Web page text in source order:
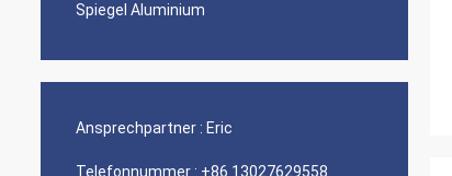
Spiegel Aluminium
Ansprechpartner : Eric
Telefonnummer : +86 13027629558